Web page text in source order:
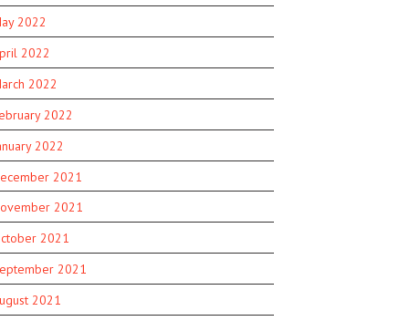
2022
2022
2022
2022
2022
2021
2021
2021
2021
2021